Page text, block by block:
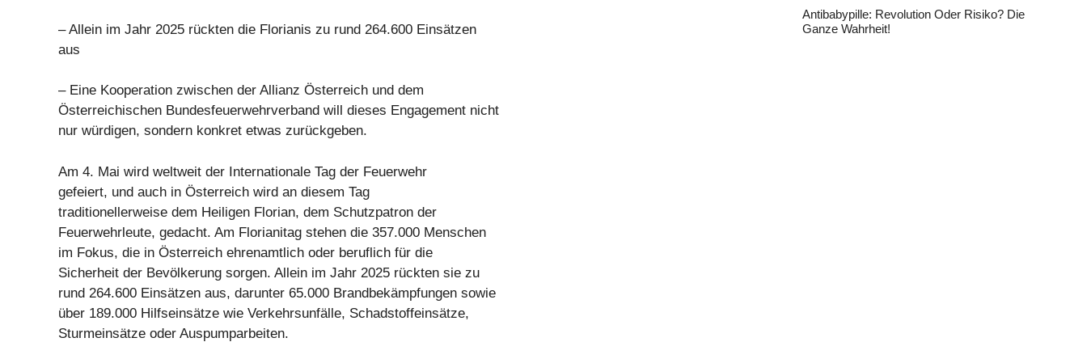
– Allein im Jahr 2025 rückten die Florianis zu rund 264.600 Einsätzen
aus
– Eine Kooperation zwischen der Allianz Österreich und dem
Österreichischen Bundesfeuerwehrverband will dieses Engagement nicht
nur würdigen, sondern konkret etwas zurückgeben.
Am 4. Mai wird weltweit der Internationale Tag der Feuerwehr
gefeiert, und auch in Österreich wird an diesem Tag
traditionellerweise dem Heiligen Florian, dem Schutzpatron der
Feuerwehrleute, gedacht. Am Florianitag stehen die 357.000 Menschen
im Fokus, die in Österreich ehrenamtlich oder beruflich für die
Sicherheit der Bevölkerung sorgen. Allein im Jahr 2025 rückten sie zu
rund 264.600 Einsätzen aus, darunter 65.000 Brandbekämpfungen sowie
über 189.000 Hilfseinsätze wie Verkehrsunfälle, Schadstoffeinsätze,
Sturmeinsätze oder Auspumparbeiten.
Antibabypille: Revolution Oder Risiko? Die
Ganze Wahrheit!